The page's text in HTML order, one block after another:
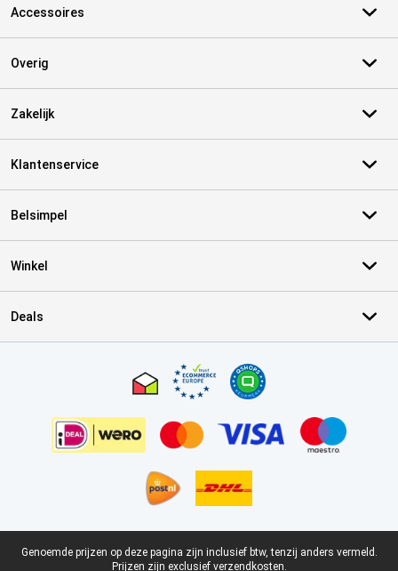
Accessoires
Overig
Zakelijk
Klantenservice
Belsimpel
Winkel
Deals
Juridische voettekst
Genoemde prijzen op deze pagina zijn inclusief btw, tenzij anders vermeld.
Prijzen zijn exclusief verzendkosten.